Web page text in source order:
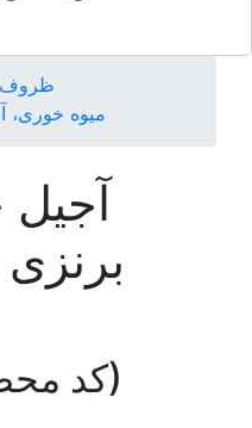
ظروف
میوه
( کد محصول 280008)